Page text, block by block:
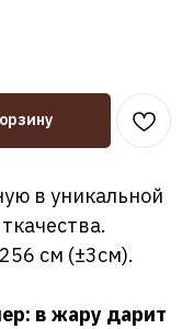
в уникальной
см (±3см).
в жару дарит